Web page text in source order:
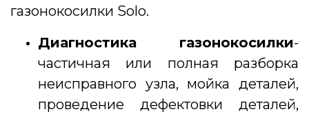
газонокосилки Solo.
Диагностика газонокосилки-
частичная или полная разборка
неисправного узла, мойка деталей,
проведение дефектовки деталей,